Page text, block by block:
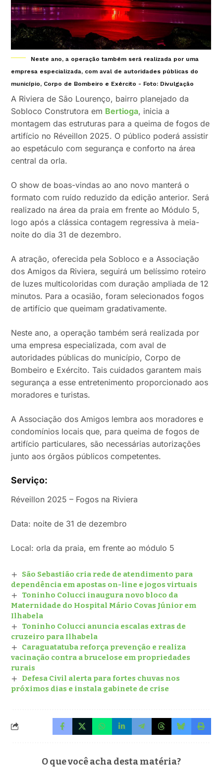
Neste ano, a operação também será realizada por uma
empresa especializada, com aval de autoridades públicas do
município, Corpo de Bombeiro e Exército - Foto: Divulgação
A Riviera de São Lourenço, bairro planejado da
Sobloco Construtora em Bertioga, inicia a
montagem das estruturas para a queima de fogos de
artifício no Réveillon 2025. O público poderá assistir
ao espetáculo com segurança e conforto na área
central da orla.
O show de boas-vindas ao ano novo manterá o
formato com ruído reduzido da edição anterior. Será
realizado na área da praia em frente ao Módulo 5,
logo após a clássica contagem regressiva à meia-
noite do dia 31 de dezembro.
A atração, oferecida pela Sobloco e a Associação
dos Amigos da Riviera, seguirá um belíssimo roteiro
de luzes multicoloridas com duração ampliada de 12
minutos. Para a ocasião, foram selecionados fogos
de artifício que queimam gradativamente.
Neste ano, a operação também será realizada por
uma empresa especializada, com aval de
autoridades públicas do município, Corpo de
Bombeiro e Exército. Tais cuidados garantem mais
segurança a esse entretenimento proporcionado aos
moradores e turistas.
A Associação dos Amigos lembra aos moradores e
condomínios locais que, para queima de fogos de
artifício particulares, são necessárias autorizações
junto aos órgãos públicos competentes.
Serviço:
Réveillon 2025 – Fogos na Riviera
Data: noite de 31 de dezembro
Local: orla da praia, em frente ao módulo 5
São Sebastião cria rede de atendimento para
dependência em apostas on-line e jogos virtuais
Toninho Colucci inaugura novo bloco da
Maternidade do Hospital Mário Covas Júnior em
Ilhabela
Toninho Colucci anuncia escalas extras de
cruzeiro para Ilhabela
Caraguatatuba reforça prevenção e realiza
vacinação contra a brucelose em propriedades
rurais
Defesa Civil alerta para fortes chuvas nos
próximos dias e instala gabinete de crise
O que você acha desta matéria?